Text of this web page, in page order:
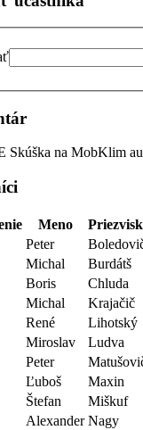
Skúška na MobKlim
Meno
Peter
Michal
Burdátš
Boris
Chluda
Michal
Krajačič
René
Lihotský
Miroslav
Ludva
Peter
Ľuboš
Maxin
Štefan
Miškuf
Alexander Nagy